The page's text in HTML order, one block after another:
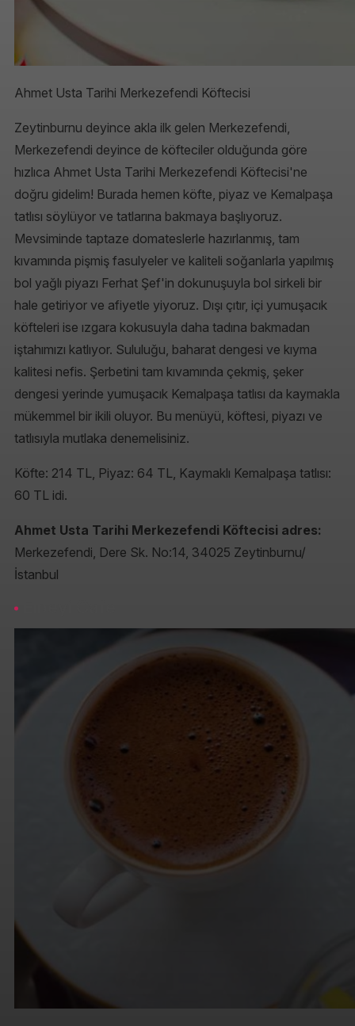
Ahmet Usta Tarihi Merkezefendi Köftecisi
Zeytinburnu deyince akla ilk gelen Merkezefendi,
Merkezefendi deyince de köfteciler olduğunda göre
hızlıca Ahmet Usta Tarihi Merkezefendi Köftecisi'ne
doğru gidelim! Burada hemen köfte, piyaz ve Kemalpaşa
tatlısı söylüyor ve tatlarına bakmaya başlıyoruz.
Mevsiminde taptaze domateslerle hazırlanmış, tam
kıvamında pişmiş fasulyeler ve kaliteli soğanlarla yapılmış
bol yağlı piyazı Ferhat Şef'in dokunuşuyla bol sirkeli bir
hale getiriyor ve afiyetle yiyoruz. Dışı çıtır, içi yumuşacık
köfteleri ise ızgara kokusuyla daha tadına bakmadan
iştahımızı katlıyor. Sululuğu, baharat dengesi ve kıyma
kalitesi nefis. Şerbetini tam kıvamında çekmiş, şeker
dengesi yerinde yumuşacık Kemalpaşa tatlısı da kaymakla
mükemmel bir ikili oluyor. Bu menüyü, köftesi, piyazı ve
tatlısıyla mutlaka denemelisiniz.
Köfte: 214 TL, Piyaz: 64 TL, Kaymaklı Kemalpaşa tatlısı:
60 TL idi.
Ahmet Usta Tarihi Merkezefendi Köftecisi adres:
Merkezefendi, Dere Sk. No:14, 34025 Zeytinburnu/
İstanbul